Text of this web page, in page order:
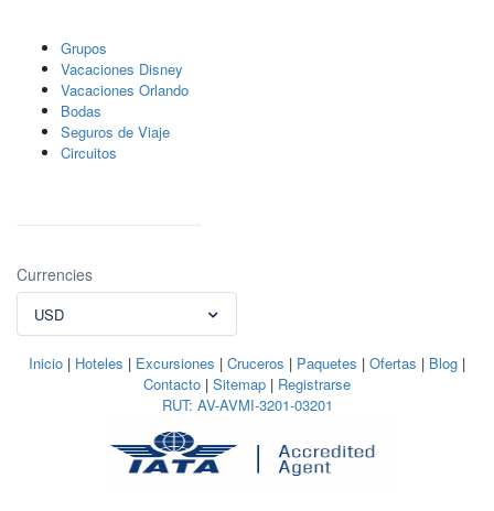
Grupos
Vacaciones Disney
Vacaciones Orlando
Bodas
Seguros de Viaje
Circuitos
Currencies
USD
Inicio | Hoteles | Excursiones | Cruceros | Paquetes | Ofertas | Blog |
Contacto | Sitemap | Registrarse
RUT: AV-AVMI-3201-03201